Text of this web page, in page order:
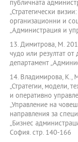
публичната
„Стратегически
организационни и
„Администрация и
13. Димитрова, М.
чудо или резултат
департамент
14. Владимирова, К.,
„Стратегии, модели,
и оперативно
„Управление на
направления за
„Бизнес
София. стр. 140-166